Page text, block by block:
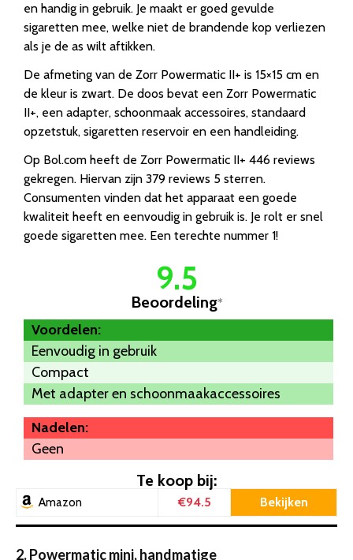
en handig in gebruik. Je maakt er goed gevulde
sigaretten mee, welke niet de brandende kop verliezen
als je de as wilt aftikken.
De afmeting van de Zorr Powermatic II+ is 15×15 cm en
de kleur is zwart. De doos bevat een Zorr Powermatic
II+, een adapter, schoonmaak accessoires, standaard
opzetstuk, sigaretten reservoir en een handleiding.
Op Bol.com heeft de Zorr Powermatic II+ 446 reviews
gekregen. Hiervan zijn 379 reviews 5 sterren.
Consumenten vinden dat het apparaat een goede
kwaliteit heeft en eenvoudig in gebruik is. Je rolt er snel
goede sigaretten mee. Een terechte nummer 1!
9.5
Beoordeling*
Voordelen:
Eenvoudig in gebruik
Compact
Met adapter en schoonmaakaccessoires
Nadelen:
Geen
Te koop bij:
Amazon €94.5 Bekijken
2. Powermatic mini, handmatige